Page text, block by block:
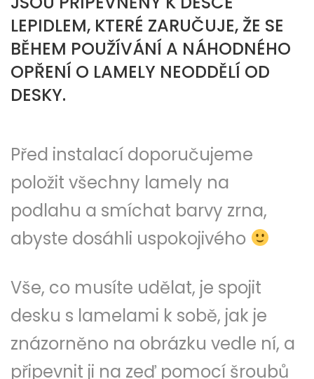
LEPIDLEM, KTERÉ ZARUČUJE, ŽE SE
BĚHEM POUŽÍVÁNÍ A NÁHODNÉHO
OPŘENÍ O LAMELY NEODDĚLÍ OD
DESKY.
Před instalací doporučujeme
položit všechny lamely na
podlahu a smíchat barvy zrna,
abyste dosáhli uspokojivého
Vše, co musíte udělat, je spojit
desku s lamelami k sobě, jak je
znázorněno na obrázku vedle ní, a
připevnit ji na zeď pomocí šroubů